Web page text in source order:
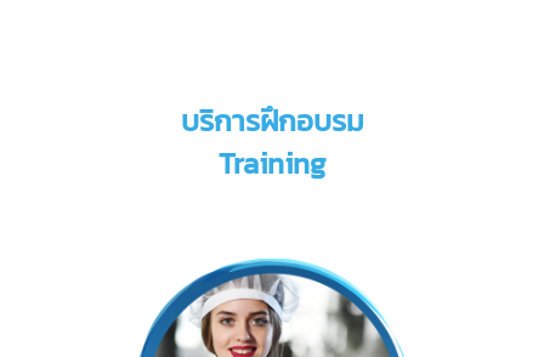
บริการฝึกอบรม
Training